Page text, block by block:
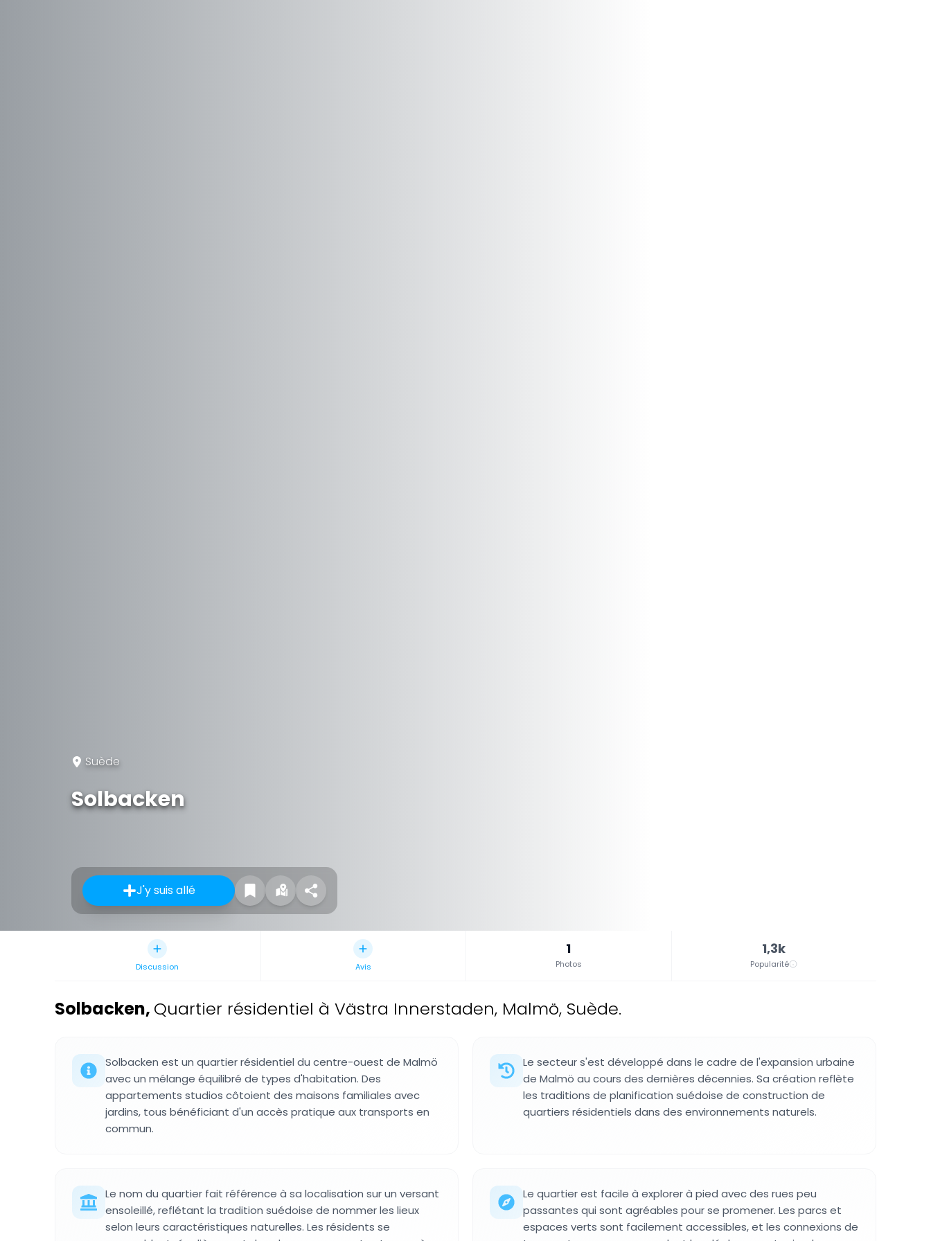
Suède
Solbacken
J'y suis allé
Discussion Avis
1
Photos
1,3k
Popularité
Solbacken, Quartier résidentiel à Västra Innerstaden, Malmö, Suède.
Solbacken est un quartier résidentiel du centre-ouest de Malmö
avec un mélange équilibré de types d'habitation. Des
appartements studios côtoient des maisons familiales avec
jardins, tous bénéficiant d'un accès pratique aux transports en
commun.
Le secteur s'est développé dans le cadre de l'expansion urbaine
de Malmö au cours des dernières décennies. Sa création reflète
les traditions de planification suédoise de construction de
quartiers résidentiels dans des environnements naturels.
Le nom du quartier fait référence à sa localisation sur un versant
ensoleillé, reflétant la tradition suédoise de nommer les lieux
selon leurs caractéristiques naturelles. Les résidents se
Le quartier est facile à explorer à pied avec des rues peu
passantes qui sont agréables pour se promener. Les parcs et
espaces verts sont facilement accessibles, et les connexions de